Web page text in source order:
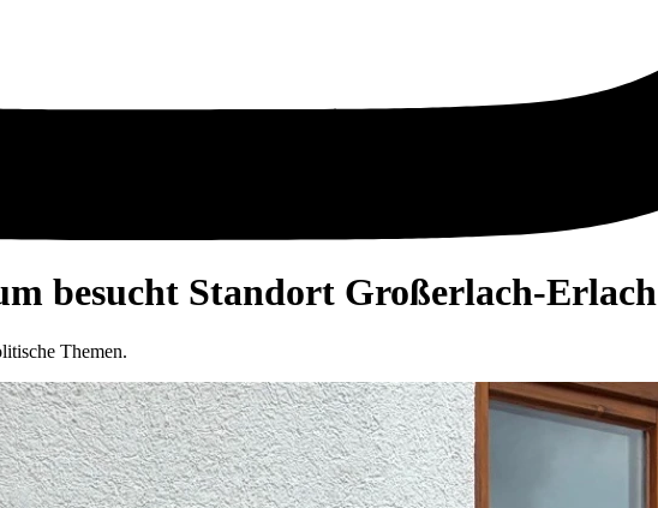
besucht Standort Großerlach-Erlach
Themen.